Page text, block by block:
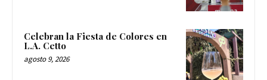
Celebran la Fiesta de Colores en
L.A. Cetto
agosto 9, 2026